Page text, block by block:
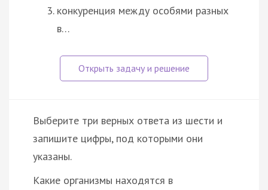
конкуренция между особями разных
в…
Выберите три верных ответа из шести и
запишите цифры, под которыми они
указаны.
Какие организмы находятся в